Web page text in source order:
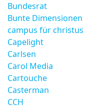
Bundesrat
Bunte Dimensionen
campus für christus
Capelight
Carlsen
Carol Media
Cartouche
Casterman
CCH